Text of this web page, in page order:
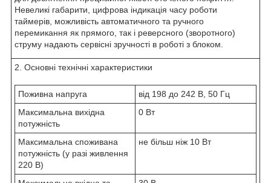
Невеликі габарити, цифрова індикація часу роботи
таймерів, можливість автоматичного та ручного
перемикання як прямого, так і реверсного (зворотного)
струму надають сервісні зручності в роботі з блоком.
2. Основні технічні характеристики
Поживна напруга
від 198 до 242 В, 50 Гц
Максимальна вихідна
потужність
0 Вт
Максимальна споживана
потужність (у разі живлення
220 В)
не більш ніж 10 Вт